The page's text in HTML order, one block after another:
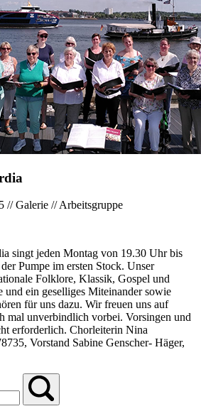
//Galerie //Arbeitsgruppe
singt jeden Montag von 19.30 Uhr bis
Pumpe im ersten Stock. Unser
Folklore, Klassik, Gospel und
und ein geselliges Miteinander sowie
für uns dazu. Wir freuen uns auf
mal unverbindlich vorbei. Vorsingen und
erforderlich. Chorleiterin Nina
Vorstand Sabine Genscher- Häger,